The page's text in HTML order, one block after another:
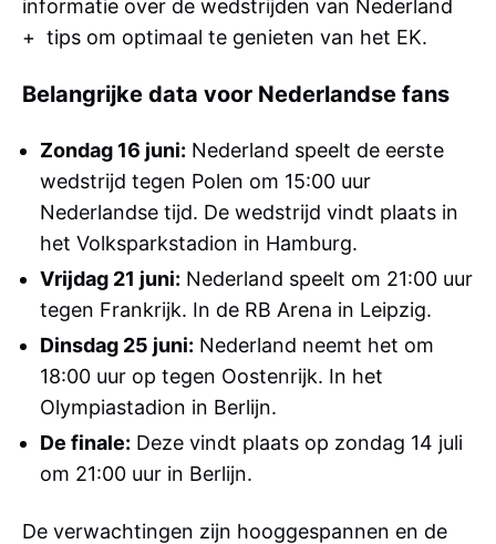
informatie over de wedstrijden van Nederland
+ tips om optimaal te genieten van het EK.
Belangrijke data voor Nederlandse fans
Zondag 16 juni: Nederland speelt de eerste
wedstrijd tegen Polen om 15:00 uur
Nederlandse tijd. De wedstrijd vindt plaats in
het Volksparkstadion in Hamburg.
Vrijdag 21 juni: Nederland speelt om 21:00 uur
tegen Frankrijk. In de RB Arena in Leipzig.
Dinsdag 25 juni: Nederland neemt het om
18:00 uur op tegen Oostenrijk. In het
Olympiastadion in Berlijn.
De finale: Deze vindt plaats op zondag 14 juli
om 21:00 uur in Berlijn.
De verwachtingen zijn hooggespannen en de